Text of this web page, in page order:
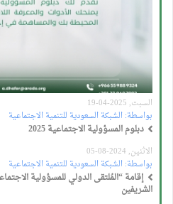
السبت, 2025-04-19
بواسطة:الشبكة السعودية للتنمية الاجتماعية
دبلوم المسؤولية الاجتماعية 2025
الاثنين, 2024-08-05
بواسطة:الشبكة السعودية للتنمية الاجتماعية
الشريفين